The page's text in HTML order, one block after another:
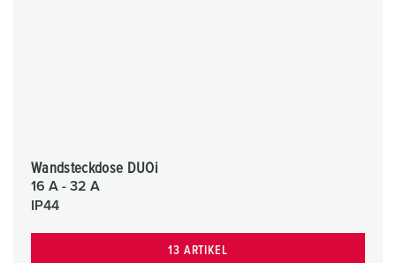
Wandsteckdose DUOi
16 A - 32 A
IP44
13 ARTIKEL